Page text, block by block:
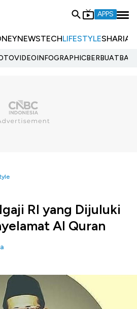
APPS
NEWSTECHLIFESTYLESHARIA
VIDEOINFOGRAPHIC
RI yang Dijuluki
Al Quran